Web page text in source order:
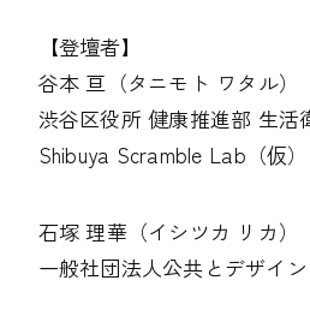
【登壇者】
谷本 亘（タニモト ワタル）
渋谷区役所 健康推進部 生活
Shibuya Scramble Lab（仮）
石塚 理華（イシツカ リカ）
一般社団法人公共とデザイ